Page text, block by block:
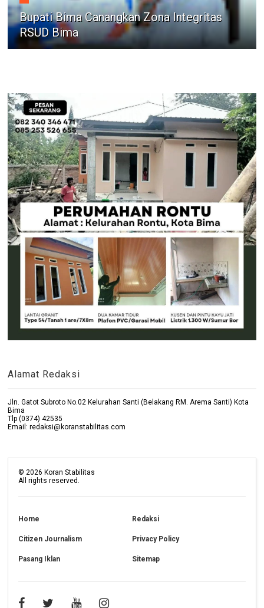
Bupati Bima Canangkan Zona Integritas
RSUD Bima
Alamat Redaksi
Jln. Gatot Subroto No.02 Kelurahan Santi (Belakang RM. Arema Santi) Kota
Bima
Tlp (0374) 42535
Email: redaksi@koranstabilitas.com
©2026 Koran Stabilitas
All rights reserved.
Home Redaksi
Citizen Journalism Privacy Policy
Pasang Iklan Sitemap